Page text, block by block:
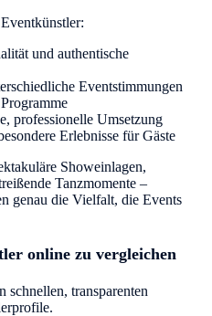
und authentische
Eventstimmungen
professionelle Umsetzung
Erlebnisse für Gäste
Showeinlagen,
Tanzmomente –
genau die Vielfalt, die Events
online zu vergleichen
transparenten